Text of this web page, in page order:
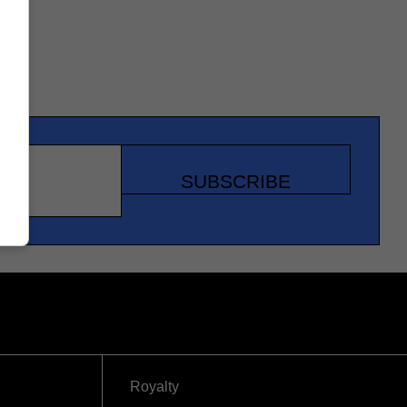
SUBSCRIBE
Royalty